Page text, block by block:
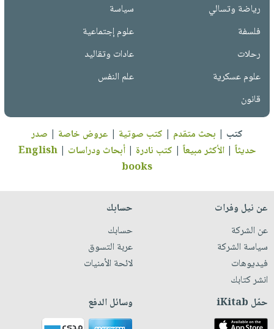
رياضة وتسالي
سياسة
فلسفة
علوم إجتماعية
رحلات
عادات وتقاليد
علوم عسكرية
علم النفس
قانون
كتب | بحث متقدم | كتب صوتية | عروض خاصة | صدر
حديثاً |الأكثر مبيعاً | كتب نادرة |أبحاث ودراسات |
English
books
عن نيل وفرات
عن الشركة
سياسة الشركة
فيديوهات
انشر كتابك
حسابك
حسابك
عربة التسوق
لائحة الأمنيات
حمّل iKitab وسائل الدفع